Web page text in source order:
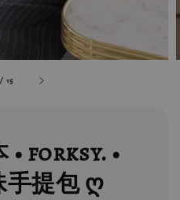
/15
• forksy. •
手提包 ღ